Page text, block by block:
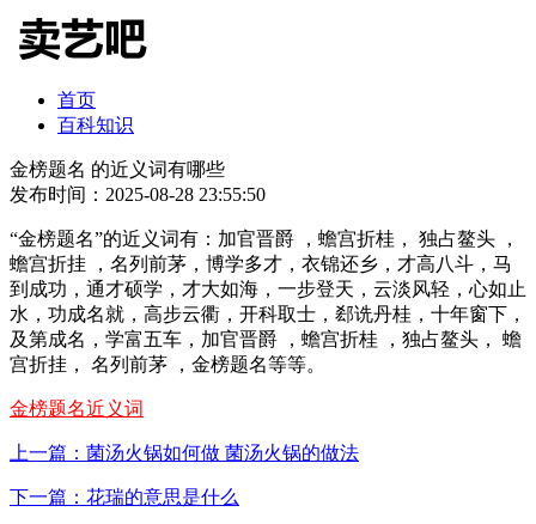
首页
百科知识
金榜题名 的近义词有哪些
发布时间：2025-08-28 23:55:50
“金榜题名”的近义词有：加官晋爵 ，蟾宫折桂， 独占鳌头 ，
蟾宫折挂 ，名列前茅，博学多才，衣锦还乡，才高八斗，马
到成功，通才硕学，才大如海，一步登天，云淡风轻，心如止
水，功成名就，高步云衢，开科取士，郄诜丹桂，十年窗下，
及第成名，学富五车，加官晋爵 ，蟾宫折桂 ，独占鳌头， 蟾
宫折挂， 名列前茅 ，金榜题名等等。
金榜题名近义词
上一篇：菌汤火锅如何做 菌汤火锅的做法
下一篇：花瑞的意思是什么